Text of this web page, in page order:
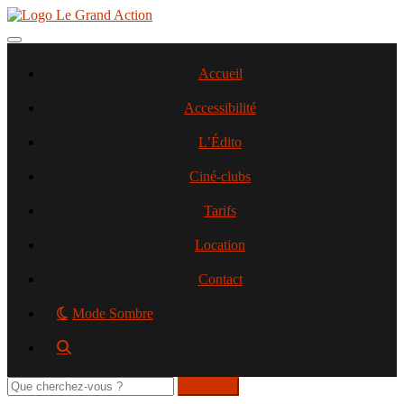
Aller
contenu
Toggle navigation
Accueil
Accessibilité
L’Édito
Ciné-clubs
Tarifs
Location
Contact
Mode Sombre
Rechercher
sur